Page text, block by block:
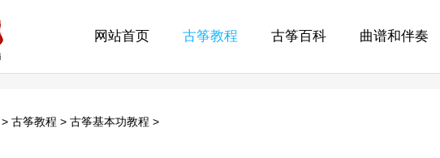
网站首页 古筝教程 古筝百科 曲谱和伴奏
> 古筝教程 > 古筝基本功教程 >